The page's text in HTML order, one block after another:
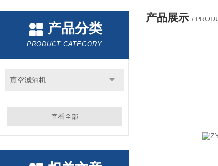
产品分类
PRODUCT CATEGORY
真空滤油机
查看全部
产品展示 /